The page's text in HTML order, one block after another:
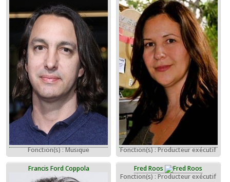
Fonction(s) : Musique Fonction(s) : Producteur exécutif
Francis Ford Coppola
Fred Roos
Fonction(s) : Producteur exécutif